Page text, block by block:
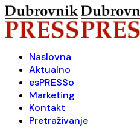
Naslovna
Aktualno
esPRESSo
Marketing
Kontakt
Pretraživanje